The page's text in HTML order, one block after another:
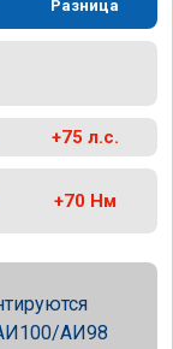
Разница
+75 л.с.
+70 Нм
АИ98